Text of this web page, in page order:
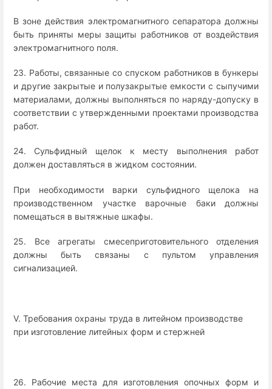
В зоне действия электромагнитного сепаратора должны
быть приняты меры защиты работников от воздействия
электромагнитного поля.
23. Работы, связанные со спуском работников в бункеры
и другие закрытые и полузакрытые емкости с сыпучими
материалами, должны выполняться по наряду-допуску в
соответствии с утвержденными проектами производства
работ.
24. Сульфидный щелок к месту выполнения работ
должен доставляться в жидком состоянии.
При необходимости варки сульфидного щелока на
производственном участке варочные баки должны
помещаться в вытяжные шкафы.
25. Все агрегаты смесеприготовительного отделения
должны быть связаны с пультом управления
сигнализацией.
V. Требования охраны труда в литейном производстве
при изготовление литейных форм и стержней
26. Рабочие места для изготовления опочных форм и